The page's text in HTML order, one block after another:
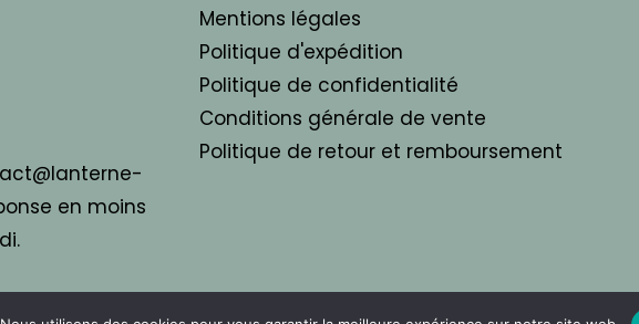
en moins
Mentions légales
Politique d'expédition
Politique de confidentialité
Conditions générale de vente
Politique de retour et remboursement